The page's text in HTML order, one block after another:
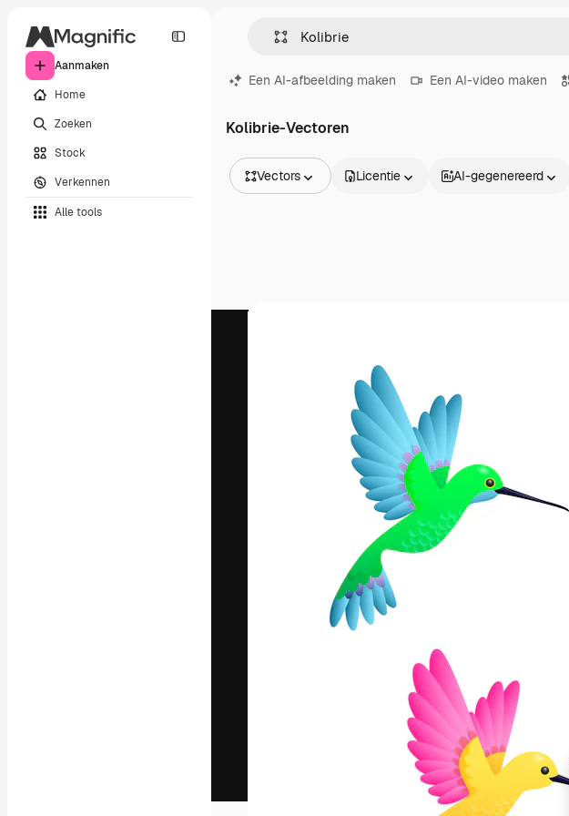
Aanmaken
Home
Zoeken
Stock
Verkennen
Alle tools
Een AI-afbeelding maken Een AI-video maken
Kolibrie-Vectoren
Vectors
Video's
Licentie AI-gegenereerd
Het creatieve platform om je beste werk te
creëren. Meer dan 1 miljoen abonnees
onder creatievelingen, ondernemingen,
bureaus en studio's.
Nederlands
Copyright © 2010-2026 Freepik Company S.L.U.